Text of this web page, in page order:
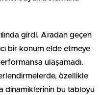
girdi. Aradan geçen
bir konum elde etmeye
ulaşamadı.
özellikle
dinamiklerinin bu tabloyu